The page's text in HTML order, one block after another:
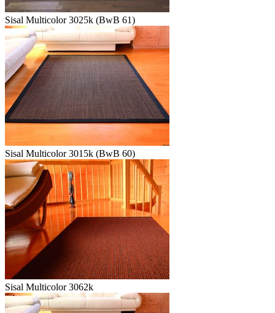
Sisal Multicolor 3025k (BwB 61)
Sisal Multicolor 3015k (BwB 60)
Sisal Multicolor 3062k